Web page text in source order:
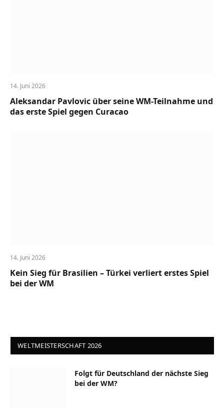
14. Juni 2026
Aleksandar Pavlovic über seine WM-Teilnahme und
das erste Spiel gegen Curacao
14. Juni 2026
Kein Sieg für Brasilien – Türkei verliert erstes Spiel
bei der WM
WELTMEISTERSCHAFT 2026
Folgt für Deutschland der nächste Sieg
bei der WM?